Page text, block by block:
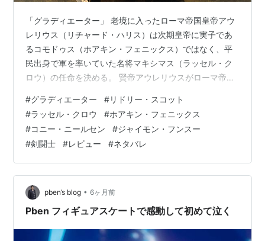
「グラディエーター」 老境に入ったローマ帝国皇帝アウ
レリウス（リチャード・ハリス）は次期皇帝に実子であ
るコモドゥス（ホアキン・フェニックス）ではなく、平
民出身で軍を率いていた名将マキシマス（ラッセル・ク
ロウ）の任命を決める。 賢帝アウレリウスがローマ帝国
入れられず、父をその場で殺す。病死ということにして
皇帝の座についたコモドゥス。しかし、マキシマスはそ
の不自然さに事の次第を見抜いており、コモドゥスに命
ぜられた軍司令官を拒否して処刑されるところ、深い傷
を負いながらも超強いのでなんとか逃げ、故郷に残して
きた妻と子の元へ急ぐ。家に戻ったマキシマスは二…
#グラディエーター #リドリー・スコット
#ラッセル・クロウ #ホアキン・フェニックス
#コニー・ニールセン #ジャイモン・フンスー
#剣闘士 #レビュー #ネタバレ
pben’s blog • 6ヶ月前
Pben フィギュアスケートで感動して初めて泣く